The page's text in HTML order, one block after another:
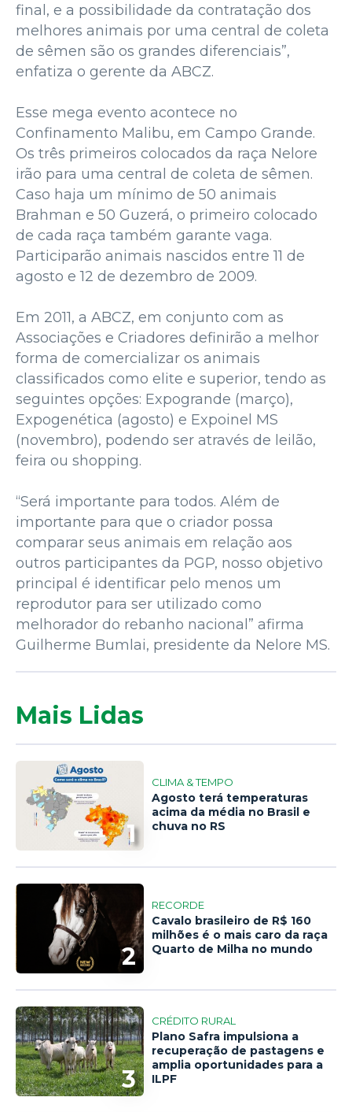
final, e a possibilidade da contratação dos
melhores animais por uma central de coleta
de sêmen são os grandes diferenciais”,
enfatiza o gerente da ABCZ.
Esse mega evento acontece no
Confinamento Malibu, em Campo Grande.
Os três primeiros colocados da raça Nelore
irão para uma central de coleta de sêmen.
Caso haja um mínimo de 50 animais
Brahman e 50 Guzerá, o primeiro colocado
de cada raça também garante vaga.
Participarão animais nascidos entre 11 de
agosto e 12 de dezembro de 2009.
Em 2011, a ABCZ, em conjunto com as
Associações e Criadores definirão a melhor
forma de comercializar os animais
classificados como elite e superior, tendo as
seguintes opções: Expogrande (março),
Expogenética (agosto) e Expoinel MS
(novembro), podendo ser através de leilão,
feira ou shopping.
“Será importante para todos. Além de
importante para que o criador possa
comparar seus animais em relação aos
outros participantes da PGP, nosso objetivo
principal é identificar pelo menos um
reprodutor para ser utilizado como
melhorador do rebanho nacional” afirma
Guilherme Bumlai, presidente da Nelore MS.
Mais Lidas
1
CLIMA & TEMPO
Agosto terá temperaturas
acima da média no Brasil e
chuva no RS
2
RECORDE
Cavalo brasileiro de R$ 160
milhões é o mais caro da raça
Quarto de Milha no mundo
3
CRÉDITO RURAL
Plano Safra impulsiona a
recuperação de pastagens e
amplia oportunidades para a
ILPF